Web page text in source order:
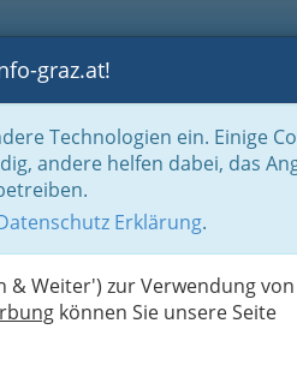
ASTRONOMIE BRANCHEN
graz.at!
Technologien ein. Einige
andere helfen dabei, das
Erklärung.
& Weiter') zur Verwendung von
können Sie unsere Seite
Tapezierer, Dekorateure & Sattler